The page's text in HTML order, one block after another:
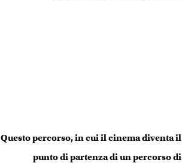
Questo percorso, in cui il cinema diventa il
punto di partenza di un percorso di